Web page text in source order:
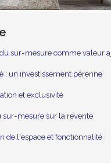
sur-mesure comme valeur
: un investissement pérenne
et exclusivité
sur-mesure sur la revente
de l'espace et fonctionnalité